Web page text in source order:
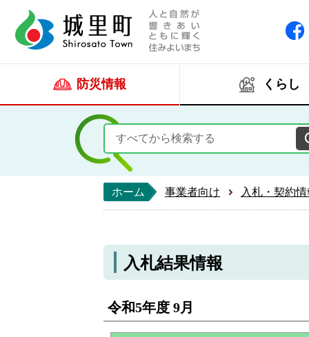
防災情報 くらし
ホーム 事業者向け 入札・契約
入札結果情報
令和5年度 9月